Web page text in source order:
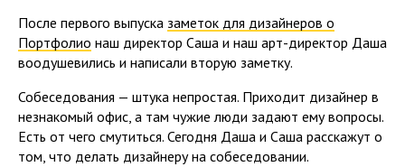
После первого выпуска заметок для дизайнеров о
Портфолио наш директор Саша и наш арт-директор Даша
воодушевились и написали вторую заметку.
Собеседования — штука непростая. Приходит дизайнер в
незнакомый офис, а там чужие люди задают ему вопросы.
Есть от чего смутиться. Сегодня Даша и Саша расскажут о
том, что делать дизайнеру на собеседовании.